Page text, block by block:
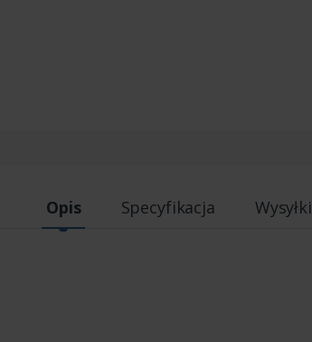
Opis Specyfikacja Wysyłki